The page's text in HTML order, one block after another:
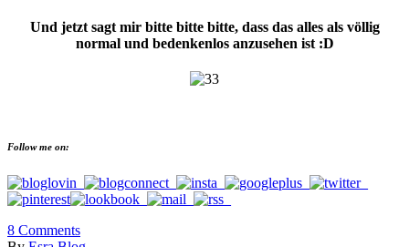
Und jetzt sagt mir bitte bitte bitte, dass das alles als völlig
normal und bedenkenlos anzusehen ist :D
Follow me on:
8 Comments